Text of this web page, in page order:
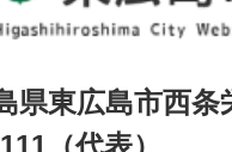
県東広島市西